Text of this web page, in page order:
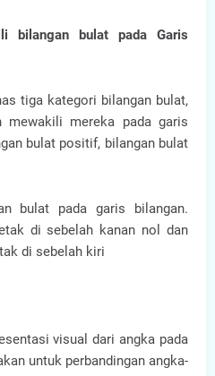
bilangan bulat pada Garis
tiga kategori bilangan bulat,
mewakili mereka pada garis
bulat positif, bilangan bulat
bulat pada garis bilangan.
di sebelah kanan nol dan
di sebelah kiri
visual dari angka pada
untuk perbandingan angka-